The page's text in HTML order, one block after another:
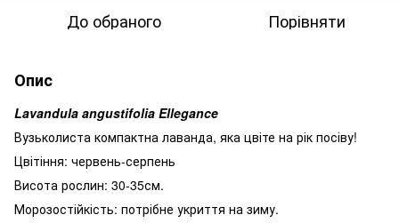
До обраного Порівняти
Опис
Lavandula angustifolia Ellegance
Вузьколиста компактна лаванда, яка цвіте на рік посіву!
Цвітіння: червень-серпень
Висота рослин: 30-35см.
Морозостійкість: потрібне укриття на зиму.